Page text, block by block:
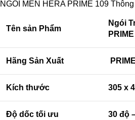
NGÓI MEN HERA PRIME 109
Tên sản Phẩm
Ngói
PRIME
Hãng Sản Xuất
Kích thước 305 x
Độ dốc tối ưu 30 độ